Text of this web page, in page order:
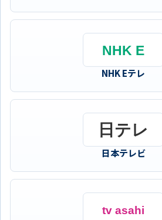
NHK Eテレ
日本テレビ